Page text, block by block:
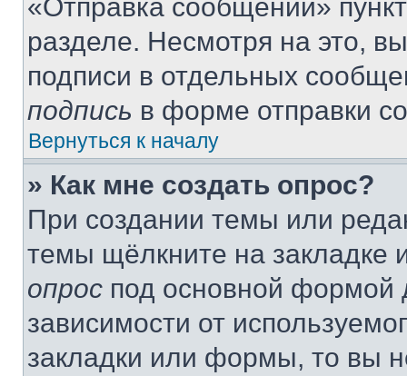
«Отправка сообщений»
разделе. Несмотря на это,
подписи в отдельных
подпись в форме отправки
Вернуться к началу
» Как мне создать опрос?
При создании темы или
темы щёлкните на
опрос под основной формой
зависимости от
закладки или формы, то вы